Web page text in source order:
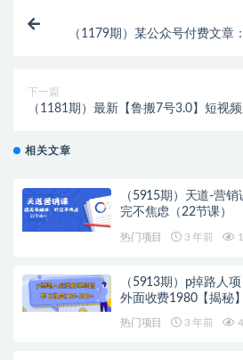
（1179期）某公众号付费文章
下一篇
（1181期）最新【鲁搬7号3.0】短视
相关文章
（5915期）天道-营
完不焦虑（22节课）
热门项目 3 年前
（5913期）p掉路人
外面收费1980【揭秘】
热门项目 3 年前